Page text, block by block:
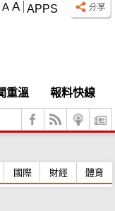
APPS
A A
重溫
報料快線
國際 財經 體育